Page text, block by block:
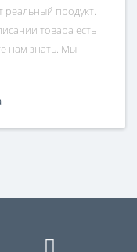
реальный продукт.
товара есть
нам знать. Мы